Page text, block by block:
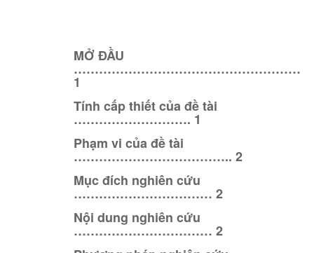
MỞ ĐẦU
………………………………………………
1
Tính cấp thiết của đề tài
………………………. 1
Phạm vi của đề tài
……………………………….. 2
Mục đích nghiên cứu
…………………………… 2
Nội dung nghiên cứu
…………………………… 2